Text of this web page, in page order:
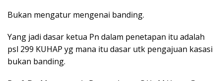
Bukan mengatur mengenai banding.
Yang jadi dasar ketua Pn dalam penetapan itu adalah
psl 299 KUHAP yg mana itu dasar utk pengajuan kasasi
bukan banding.